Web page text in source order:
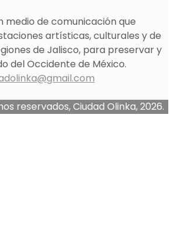
medio de comunicación que
artísticas, culturales y de
de Jalisco, para preservar y
del Occidente de México.
reservados, Ciudad Olinka, 2026.